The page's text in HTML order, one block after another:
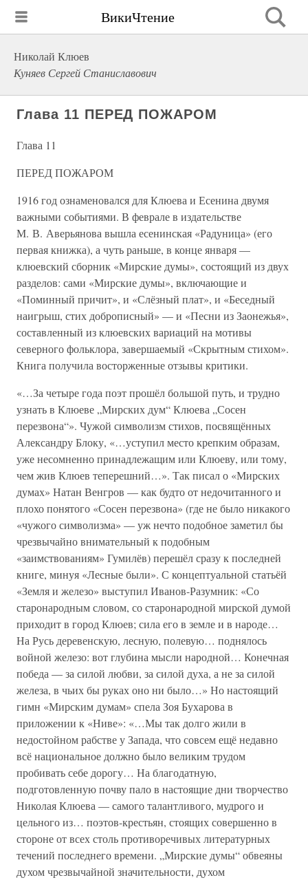
ВикиЧтение
Николай Клюев
Куняев Сергей Станиславович
Глава 11 ПЕРЕД ПОЖАРОМ
Глава 11
ПЕРЕД ПОЖАРОМ
1916 год ознаменовался для Клюева и Есенина двумя
важными событиями. В феврале в издательстве
М. В. Аверьянова вышла есенинская «Радуница» (его
первая книжка), а чуть раньше, в конце января —
клюевский сборник «Мирские думы», состоящий из двух
разделов: сами «Мирские думы», включающие и
«Поминный причит», и «Слёзный плат», и «Беседный
наигрыш, стих доброписный» — и «Песни из Заонежья»,
составленный из клюевских вариаций на мотивы
северного фольклора, завершаемый «Скрытным стихом».
Книга получила восторженные отзывы критики.
«…За четыре года поэт прошёл большой путь, и трудно
узнать в Клюеве „Мирских дум“ Клюева „Сосен
перезвона“». Чужой символизм стихов, посвящённых
Александру Блоку, «…уступил место крепким образам,
уже несомненно принадлежащим или Клюеву, или тому,
чем жив Клюев теперешний…». Так писал о «Мирских
думах» Натан Венгров — как будто от недочитанного и
плохо понятого «Сосен перезвона» (где не было никакого
«чужого символизма» — уж нечто подобное заметил бы
чрезвычайно внимательный к подобным
«заимствованиям» Гумилёв) перешёл сразу к последней
книге, минуя «Лесные были». С концептуальной статьёй
«Земля и железо» выступил Иванов-Разумник: «Со
старонародным словом, со старонародной мирской думой
приходит в город Клюев; сила его в земле и в народе…
На Русь деревенскую, лесную, полевую… поднялось
войной железо: вот глубина мысли народной… Конечная
победа — за силой любви, за силой духа, а не за силой
железа, в чьих бы руках оно ни было…» Но настоящий
гимн «Мирским думам» спела Зоя Бухарова в
приложении к «Ниве»: «…Мы так долго жили в
недостойном рабстве у Запада, что совсем ещё недавно
всё национальное должно было великим трудом
пробивать себе дорогу… На благодатную,
подготовленную почву пало в настоящие дни творчество
Николая Клюева — самого талантливого, мудрого и
цельного из… поэтов-крестьян, стоящих совершенно в
стороне от всех столь противоречивых литературных
течений последнего времени. „Мирские думы“ обвеяны
духом чрезвычайной значительности, духом